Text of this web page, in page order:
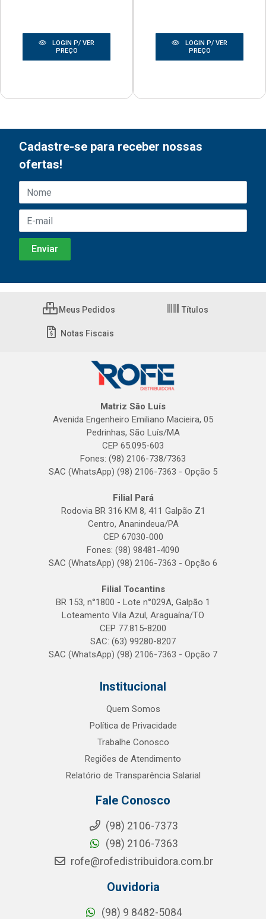
LOGIN P/ VER
PREÇO
LOGIN P/ VER
PREÇO
Cadastre-se para receber nossas
ofertas!
Meus Pedidos Títulos
Notas Fiscais
Matriz São Luís
Avenida Engenheiro Emiliano Macieira, 05
Pedrinhas, São Luís/MA
CEP 65.095-603
Fones: (98) 2106-738/7363
SAC (WhatsApp) (98) 2106-7363 - Opção 5
Filial Pará
Rodovia BR 316 KM 8, 411 Galpão Z1
Centro, Ananindeua/PA
CEP 67030-000
Fones: (98) 98481-4090
SAC (WhatsApp) (98) 2106-7363 - Opção 6
Filial Tocantins
BR 153, n°1800 - Lote n°029A, Galpão 1
Loteamento Vila Azul, Araguaína/TO
CEP 77.815-8200
SAC: (63) 99280-8207
SAC (WhatsApp) (98) 2106-7363 - Opção 7
Institucional
Quem Somos
Política de Privacidade
Trabalhe Conosco
Regiões de Atendimento
Relatório de Transparência Salarial
Fale Conosco
(98) 2106-7373
(98) 2106-7363
rofe@rofedistribuidora.com.br
Ouvidoria
(98) 9 8482-5084